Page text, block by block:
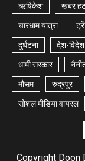
ऋषिकेश खबर
चारधाम यात्रा
दुर्घटना देश-विदेश
धामी सरकार
मौसम रुद्रपुर
सोशल मीडिया वायरल
Copyright